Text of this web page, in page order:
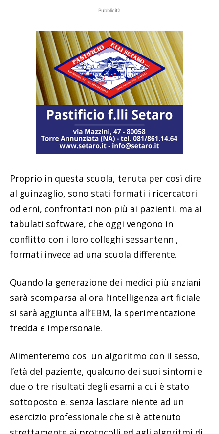
Pubblicità
Proprio in questa scuola, tenuta per così dire
al guinzaglio, sono stati formati i ricercatori
odierni, confrontati non più ai pazienti, ma ai
tabulati software, che oggi vengono in
conflitto con i loro colleghi sessantenni,
formati invece ad una scuola differente.
Quando la generazione dei medici più anziani
sarà scomparsa allora l’intelligenza artificiale
si sarà aggiunta all’EBM, la sperimentazione
fredda e impersonale.
Alimenteremo così un algoritmo con il sesso,
l’età del paziente, qualcuno dei suoi sintomi e
due o tre risultati degli esami a cui è stato
sottoposto e, senza lasciare niente ad un
esercizio professionale che si è attenuto